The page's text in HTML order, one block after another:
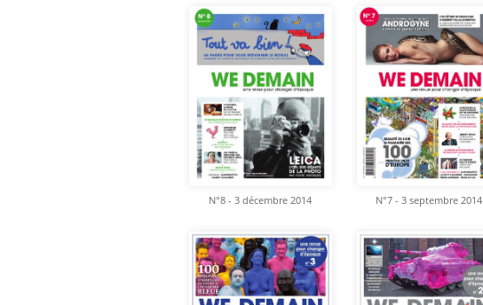
N°8 - 3 décembre 2014 N°7 - 3 septembre 2014